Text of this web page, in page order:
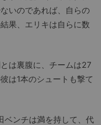
いのであれば、自らの
果、エリキは自らに数
は裏腹に、チームは27
は1本のシュートも撃て
ンチは満を持して、代